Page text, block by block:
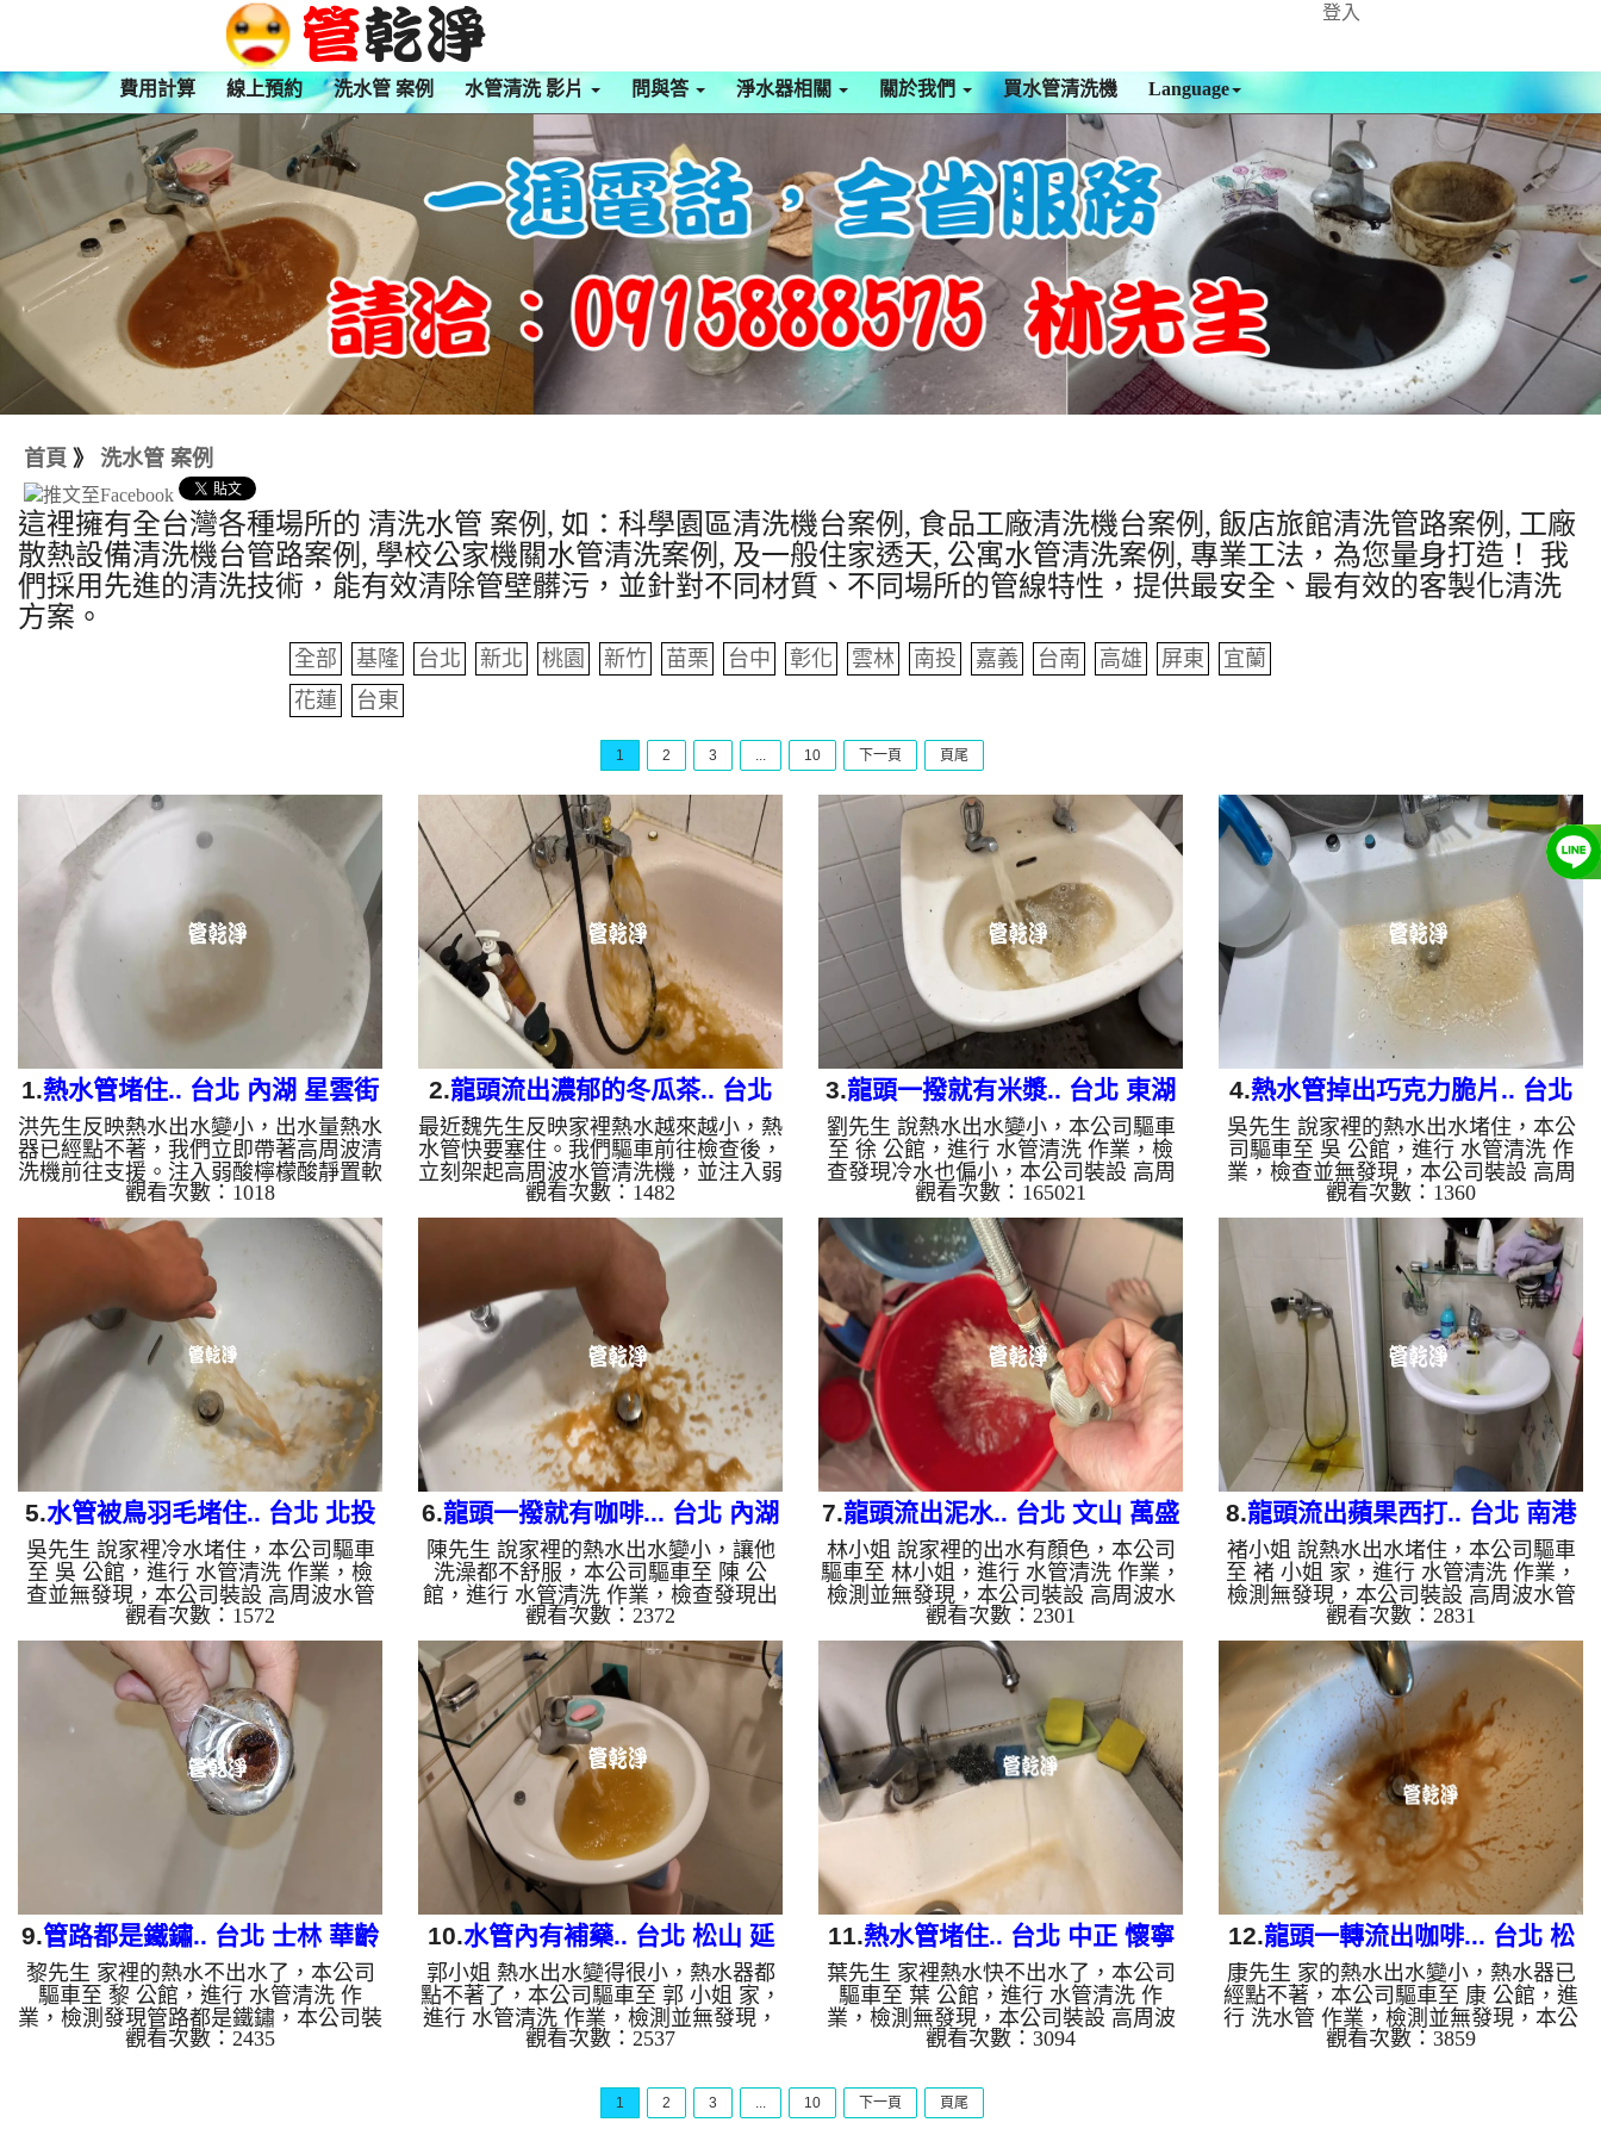
登入
費用計算 線上預約 洗水管 案例 水管清洗 影片 問與答 淨水器相關 關於我們 買水管清洗機 Language
首頁 》 洗水管 案例
這裡擁有全台灣各種場所的 清洗水管 案例, 如：科學園區清洗機台案例, 食品工廠清洗機台案例, 飯店旅館清洗管路案例, 工廠
散熱設備清洗機台管路案例, 學校公家機關水管清洗案例, 及一般住家透天, 公寓水管清洗案例, 專業工法，為您量身打造！ 我
們採用先進的清洗技術，能有效清除管壁髒污，並針對不同材質、不同場所的管線特性，提供最安全、最有效的客製化清洗
方案。
全部 基隆 台北 新北 桃園 新竹 苗栗 台中 彰化 雲林 南投 嘉義 台南 高雄 屏東
宜蘭
花蓮
台東
1 2 3 ... 10 下一頁 頁尾
1.熱水管堵住.. 台北 內湖 星雲街
清洗水管
洪先生反映熱水出水變小，出水量熱水
器已經點不著，我們立即帶著高周波清
洗機前往支援。注入弱酸檸檬酸靜置軟
化後，螺旋脈衝一啟動，龍頭瞬間噴出
黃水！顏色越來越深，經過兩小時努
力，熱水出水量終於恢復。 為什麼水
管需要定期「大掃除」？ 單靠水壓帶
不走管壁陳年汙垢。不同的水質顏色，
反映了不同的居家隱患： 棕色（鐵
鏽）： 管線老化徵兆。 黑色（氧化
錳）： 常見於地下水源。 綠色（銅
綠）： 銅合金接頭氧化。 乳白（生物
膜）： 細菌黏液滋生的...
觀看次數：1018
2.龍頭流出濃郁的冬瓜茶.. 台北
北投 行義路 水管清洗
最近魏先生反映家裡熱水越來越小，熱
水管快要塞住。我們驅車前往檢查後，
立刻架起高周波水管清洗機，並注入弱
酸性檸檬酸靜置軟化管垢。 不出所
料，螺旋波模式一啟動，原本透明的水
瞬間變成濃郁的「冬瓜茶」！這就是長
年累積在管壁的泥沙與鐵鏽。經過兩個
多小時的奮戰，水流終於從汙濁轉為清
澈，熱水也恢復了往日的出水量。 為
什麼水管需要定期「大掃除」？ 管壁
髒汙靠一般水壓難以清除，不同的水質
也會產生不同的「色彩反應」： 咖啡
色（鐵鏽/泥沙）： 常見於自來水管線
老化。 石油黑（氧...
觀看次數：1482
3.龍頭一撥就有米漿.. 台北 東湖
康樂街 洗水管
劉先生 說熱水出水變小，本公司驅車
至 徐 公館，進行 水管清洗 作業，檢
查發現冷水也偏小，本公司裝設 高周
波水管清洗機，注入 檸檬酸 至水管，
等了約15分，開啟 水管清洗機 ，啟動
螺旋波 模式，一洗水管就流出髒水，
看起來就像是米漿，兩個多小時後，冷
熱出水量也變大了。 如是自來水，如
水管老化，會產生鐵鏽跟泥沙堆積，洗
出來的水就會是咖啡色，地下水含有氧
化錳，管壁上會結成黑色管垢，洗出來
的水會跟石油一樣黑，有些洗出綠色的
水，是因為裡面有銅的物質，生鏽產生
銅綠，如是藍色的水，是因為水龍頭合
金的養...
觀看次數：165021
4.熱水管掉出巧克力脆片.. 台北
北寧路 清洗水管
吳先生 說家裡的熱水出水堵住，本公
司驅車至 吳 公館，進行 水管清洗 作
業，檢查並無發現，本公司裝設 高周
波水管清洗機，注入 檸檬酸 至水管，
等了約15分，開啟 水管清洗機 ，啟動
螺旋波 模式，一洗水管就流出髒水，
還掉出一塊塊異物，看起來就像是巧克
力脆片，兩個多小時後，出水變乾淨熱
水出水量也恢復了。 如是自來水，如
水管老化，會產生鐵鏽跟泥沙堆積，洗
出來的水就會是咖啡色，地下水含有氧
化錳，管壁上會結成黑色管垢，洗出來
的水會跟石油一樣黑，有些洗出綠色的
水，是因為裡面有銅的物質，生鏽產生
銅綠，...
觀看次數：1360
5.水管被鳥羽毛堵住.. 台北 北投
行義路 清洗水管
吳先生 說家裡冷水堵住，本公司驅車
至 吳 公館，進行 水管清洗 作業，檢
查並無發現，本公司裝設 高周波水管
清洗機，注入 檸檬酸 至水管，等了約
15分，開啟 水管清洗機 ，啟動 螺旋
波 模式，一洗水管就流出髒水，突然
噴出異物，一看居然是鳥羽毛，羽毛源
源不絕，兩個多小時後，出水變乾淨出
水量也恢復了。 如是自來水，如水管
老化，會產生鐵鏽跟泥沙堆積，洗出來
的水就會是咖啡色，地下水含有氧化
錳，管壁上會結成黑色管垢，洗出來的
水會跟石油一樣黑，有些洗出綠色的
水，是因為裡面有銅的物質，生鏽產生
觀看次數：1572
6.龍頭一撥就有咖啡... 台北 內湖
內湖路 清洗水管
陳先生 說家裡的熱水出水變小，讓他
洗澡都不舒服，本公司驅車至 陳 公
館，進行 水管清洗 作業，檢查發現出
水量像尿尿，本公司裝設 高周波水管
清洗機，注入 檸檬酸 至水管，等了約
15分，開啟 水管清洗機 ，啟動 螺旋
波 模式，一洗水管就流出鐵鏽水，忽
然變成鐵灰色，最後變成咖啡色，兩個
多小時後，出水變乾淨熱水出水量也恢
復了。 如是自來水，如水管老化，會
產生鐵鏽跟泥沙堆積，洗出來的水就會
是咖啡色，地下水含有氧化錳，管壁上
會結成黑色管垢，洗出來的水會跟石油
一樣黑，有些洗出綠色的水，是因為裡
面有銅的物...
觀看次數：2372
7.龍頭流出泥水.. 台北 文山 萬盛
街 清洗水管
林小姐 說家裡的出水有顏色，本公司
驅車至 林小姐，進行 水管清洗 作業，
檢測並無發現，本公司裝設 高周波水
管清洗機，灌入 檸檬酸 至水管，等了
約15分，開啟 水管清洗機 ，啟動 螺旋
波 模式，一開始就流出宗色髒水，源
源不絕，兩個多小時後，出水變乾淨熱
水出水量變大了。 如是自來水，如水
管老化，會產生鐵鏽跟泥沙堆積，洗出
來的水就會是咖啡色，地下水含有氧化
錳，管壁上會結成黑色管垢，洗出來的
水會跟石油一樣黑，有些洗出綠色的
水，是因為裡面有銅的物質，生鏽產生
銅綠，如是藍色的水，是因為水龍頭合
金的養化...
觀看次數：2301
8.龍頭流出蘋果西打.. 台北 南港
舊莊路 水管清洗
褚小姐 說熱水出水堵住，本公司驅車
至 褚 小姐 家，進行 水管清洗 作業，
檢測無發現，本公司裝設 高周波水管
清洗機，灌入 檸檬酸 至水管，等了約
15分，開啟 水管清洗機 ，啟動 螺旋
波 模式，一開始就噴出鐵鏽水，越洗
越髒，突然管路堵住，忽然噴出黃色髒
水，就像是蘋果西打，兩個多小時後，
熱水出水量恢復了。 如是自來水，如
水管老化，會產生鐵鏽跟泥沙堆積，洗
出來的水就會是咖啡色，地下水含有氧
化錳，管壁上會結成黑色管垢，洗出來
的水會跟石油一樣黑，有些洗出綠色的
水，是因為裡面有銅的物質，生鏽產生
銅綠，...
觀看次數：2831
9.管路都是鐵鏽.. 台北 士林 華齡
街 水管清洗
黎先生 家裡的熱水不出水了，本公司
驅車至 黎 公館，進行 水管清洗 作
業，檢測發現管路都是鐵鏽，本公司裝
設 高周波水管清洗機，灌入 檸檬酸 至
觀看次數：2435
10.水管內有補藥.. 台北 松山 延
壽街 洗水管
郭小姐 熱水出水變得很小，熱水器都
點不著了，本公司驅車至 郭 小姐 家，
進行 水管清洗 作業，檢測並無發現，
本公司裝設 高周波水管清洗機，注入
管清洗機 ，啟動 螺旋波 模式，一洗水
管就流出髒水，源源不絕，看起來就像
觀看次數：2537
11.熱水管堵住.. 台北 中正 懷寧
街 水管清洗
葉先生 家裡熱水快不出水了，本公司
驅車至 葉 公館，進行 水管清洗 作
業，檢測無發現，本公司裝設 高周波
水管清洗機，注入 檸檬酸 至水管，等
旋波 模式，一洗水管就流出髒水，二
個多小時後，熱水出水量恢復了。 如
觀看次數：3094
12.龍頭一轉流出咖啡... 台北 松
山 民生東路 清洗水管
康先生 家的熱水出水變小，熱水器已
經點不著，本公司驅車至 康 公館，進
行 洗水管 作業，檢測並無發現，本公
司裝設 高周波水管清洗機，灌入 檸檬
觀看次數：3859
1 2 3 ... 10 下一頁 頁尾